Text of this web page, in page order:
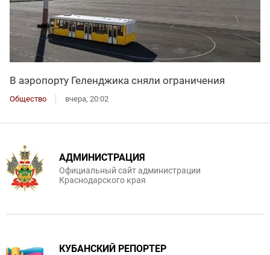
В аэропорту Геленджика сняли ограничения
Общество вчера, 20:02
АДМИНИСТРАЦИЯ
Официальный сайт администрации
Краснодарского края
КУБАНСКИЙ РЕПОРТЕР